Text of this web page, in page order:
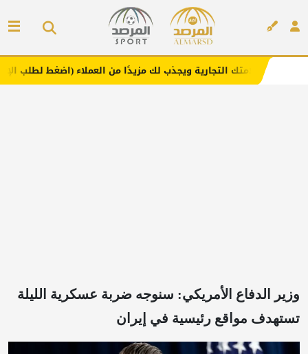
ويجذب لك مزيدًا من العملاء (اضغط لطلب الإعلان)
وزير الدفاع الأمريكي: سنوجه ضربة عسكرية الليلة
تستهدف مواقع رئيسية في إيران